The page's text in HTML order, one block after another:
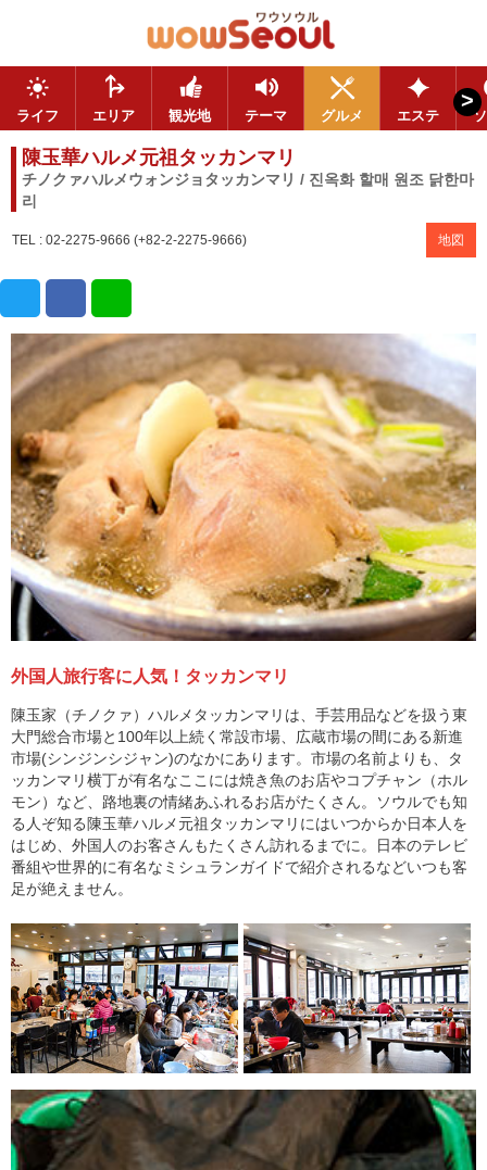
ライフ エリア 観光地 テーマ グルメ エステ
>
陳玉華ハルメ元祖タッカンマリ
チノクァハルメウォンジョタッカンマリ / 진옥화 할매 원조 닭한마
리
TEL : 02-2275-9666 (+82-2-2275-9666) 地図
外国人旅行客に人気！タッカンマリ
陳玉家（チノクァ）ハルメタッカンマリは、手芸用品などを扱う東
大門総合市場と100年以上続く常設市場、広蔵市場の間にある新進
市場(シンジンシジャン)のなかにあります。市場の名前よりも、タ
ッカンマリ横丁が有名なここには焼き魚のお店やコプチャン（ホル
モン）など、路地裏の情緒あふれるお店がたくさん。ソウルでも知
る人ぞ知る陳玉華ハルメ元祖タッカンマリにはいつからか日本人を
はじめ、外国人のお客さんもたくさん訪れるまでに。日本のテレビ
番組や世界的に有名なミシュランガイドで紹介されるなどいつも客
足が絶えません。